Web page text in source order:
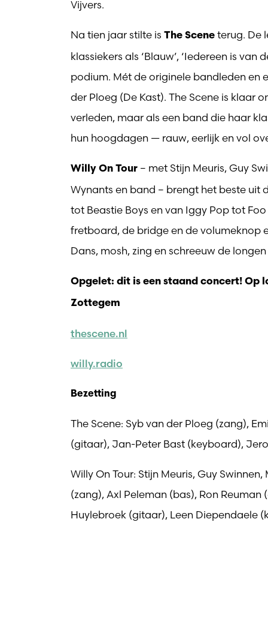
Vijvers.
Na tien jaar stilte is The Scene terug. De
klassiekers als ‘Blauw’, ‘Iedereen is van
podium. Mét de originele bandleden en
der Ploeg (De Kast). The Scene is klaar
verleden, maar als een band die haar
hun hoogdagen — rauw, eerlijk en vol
Willy On Tour – met Stijn Meuris, Guy
Wynants en band – brengt het beste uit
tot Beastie Boys en van Iggy Pop tot
fretboard, de bridge en de volumeknop
Dans, mosh, zing en schreeuw de
Opgelet: dit is een staand concert! Op
Zottegem
thescene.nl
willy.radio
Bezetting
The Scene: Syb van der Ploeg (zang),
(gitaar), Jan-Peter Bast (keyboard),
Willy On Tour: Stijn Meuris, Guy
(zang), Axl Peleman (bas), Ron
Huylebroek (gitaar), Leen Diependaele